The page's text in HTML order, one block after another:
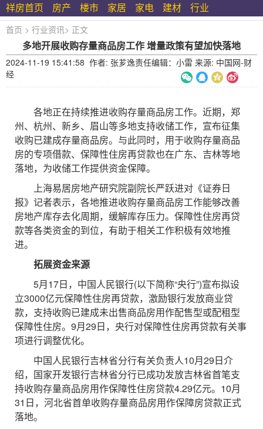
祥房首页 房产 楼市 家居 家电 建材 行业
首页 > 行业资讯> 正文
多地开展收购存量商品房工作 增量政策有望加快落地
2024-11-19 15:41:58 作者: 张芗逸责任编辑：小雷 来源: 中国网-财
经
各地正在持续推进收购存量商品房工作。近期，郑
州、杭州、新乡、眉山等多地支持收储工作，宣布征集
收购已建成存量商品房。与此同时，用于收购存量商品
房的专项借款、保障性住房再贷款也在广东、吉林等地
落地，为收储工作提供资金保障。
上海易居房地产研究院副院长严跃进对《证券日
报》记者表示，各地推进收购存量商品房工作能够改善
房地产库存去化周期，缓解库存压力。保障性住房再贷
款等各类资金的到位，有助于相关工作积极有效地推
进。
拓展资金来源
5月17日，中国人民银行(以下简称“央行”)宣布拟设
立3000亿元保障性住房再贷款，激励银行发放商业贷
款，支持收购已建成未出售商品房用作配售型或配租型
保障性住房。9月29日，央行对保障性住房再贷款有关事
项进行调整优化。
中国人民银行吉林省分行有关负责人10月29日介
绍，国家开发银行吉林省分行已成功发放吉林省首笔支
持收购存量商品房用作保障性住房贷款4.29亿元。10月
31日，河北省首单收购存量商品房用作保障房贷款正式
落地。